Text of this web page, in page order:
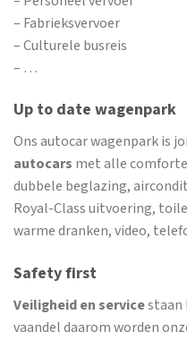
– Fabrieksvervoer
– Culturele busreis
– …
Up to date wagenpark
Ons autocar wagenpark is
autocars met alle
dubbele beglazing,
Royal-Class uitvoering,
warme dranken, video,
Safety first
Veiligheid en servicestaan
vaandel daarom worden